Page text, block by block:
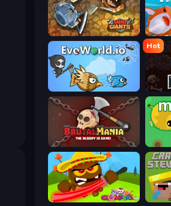
MiniGiants.io
Hot
BrutalMania.io (Brutal Mania)
Chompers.io